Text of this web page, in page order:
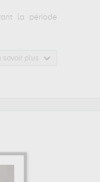
la période
savoir plus